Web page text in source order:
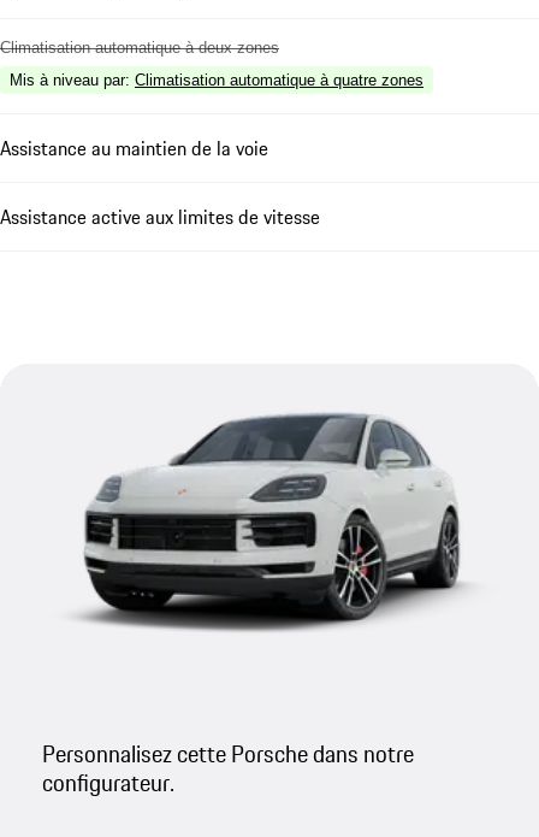
Climatisation automatique à deux zones
Mis à niveau par: Climatisation automatique à quatre zones
Assistance au maintien de la voie
Assistance active aux limites de vitesse
Personnalisez cette Porsche dans notre
configurateur.